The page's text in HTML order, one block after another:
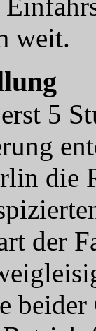
weit.
5
die
der